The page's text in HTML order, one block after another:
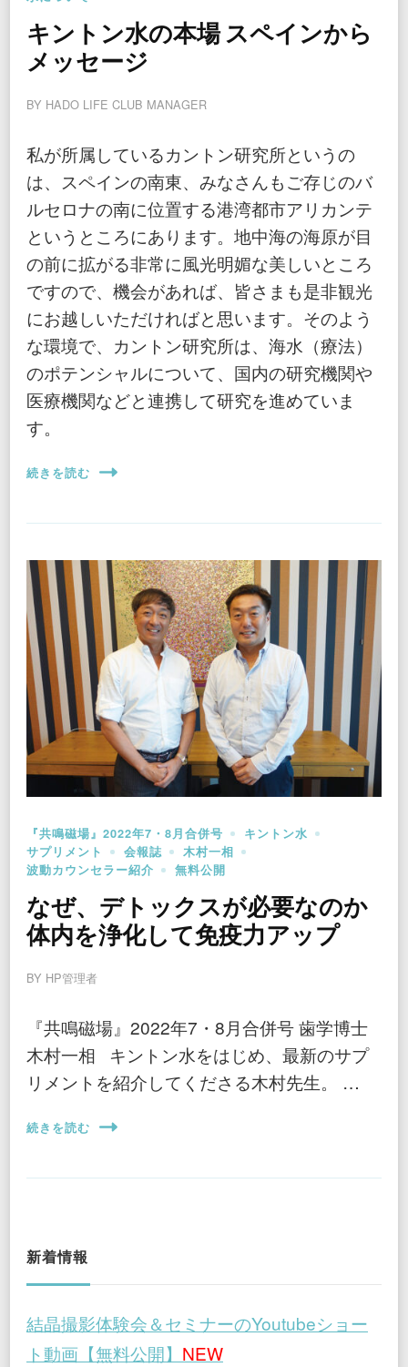
キントン水の本場 スペインから
メッセージ
BY HADO LIFE CLUB MANAGER
私が所属しているカントン研究所というの
は、スペインの南東、みなさんもご存じのバ
ルセロナの南に位置する港湾都市アリカンテ
というところにあります。地中海の海原が目
の前に拡がる非常に風光明媚な美しいところ
ですので、機会があれば、皆さまも是非観光
にお越しいただければと思います。そのよう
な環境で、カントン研究所は、海水（療法）
のポテンシャルについて、国内の研究機関や
医療機関などと連携して研究を進めていま
す。
続きを読む
『共鳴磁場』2022年7・8月合併号
キントン水
サプリメント
会報誌
木村一相
波動カウンセラー紹介
無料公開
なぜ、デトックスが必要なのか
体内を浄化して免疫力アップ
BY HP管理者
『共鳴磁場』2022年7・8月合併号 歯学博士
木村一相 キントン水をはじめ、最新のサプ
リメントを紹介してくださる木村先生。 …
続きを読む
新着情報
結晶撮影体験会＆セミナーのYoutubeショー
ト動画【無料公開】 NEW